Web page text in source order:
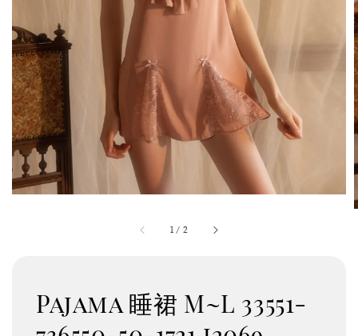
1 / 2
Pajama 睡裙 M~L 33551-